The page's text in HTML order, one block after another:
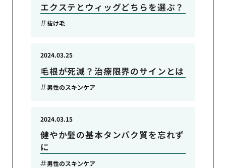
エクステとウィッグどちらを選ぶ？
抜け毛
毛根が死滅？治療限界のサインとは
2024.03.25
男性のスキンケア
健やか髪の基本タンパク質を忘れず
に
2024.03.15
男性のスキンケア